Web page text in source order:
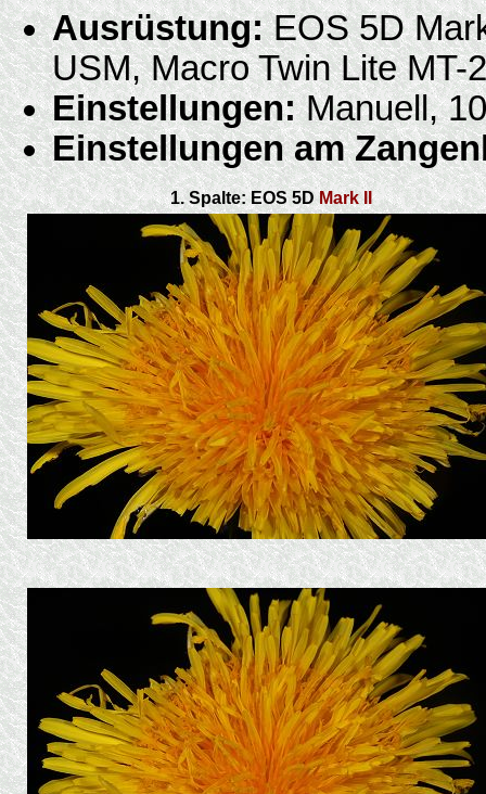
Ausrüstung:EOS 5D
USM, Macro Twin Lite MT-
Einstellungen:Manuell,
Einstellungen am
1. Spalte: EOS 5D Mark II